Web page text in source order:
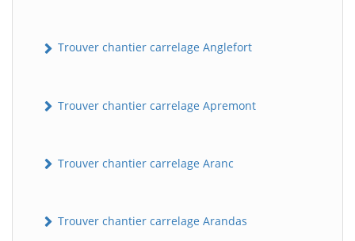
Trouver chantier carrelage Anglefort
Trouver chantier carrelage Apremont
Trouver chantier carrelage Aranc
Trouver chantier carrelage Arandas